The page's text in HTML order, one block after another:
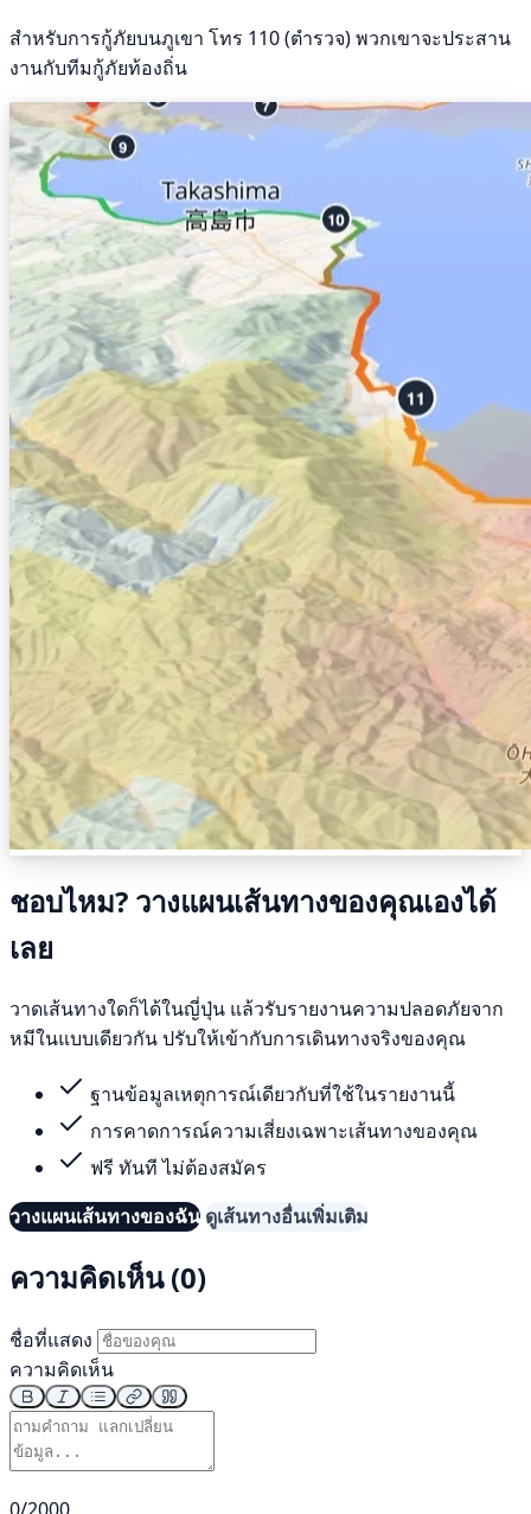
สำหรับการกู้ภัยบนภูเขา โทร 110 (ตำรวจ) พวกเขาจะประสาน
งานกับทีมกู้ภัยท้องถิ่น
ชอบไหม? วางแผนเส้นทางของคุณเองได้
เลย
วาดเส้นทางใดก็ได้ในญี่ปุ่น แล้วรับรายงานความปลอดภัยจาก
หมีในแบบเดียวกัน ปรับให้เข้ากับการเดินทางจริงของคุณ
ฐานข้อมูลเหตุการณ์เดียวกับที่ใช้ในรายงานนี้
การคาดการณ์ความเสี่ยงเฉพาะเส้นทางของคุณ
ฟรี ทันที ไม่ต้องสมัคร
วางแผนเส้นทางของฉัน ดูเส้นทางอื่นเพิ่มเติม
ความคิดเห็น (0)
ชื่อที่แสดง
ความคิดเห็น